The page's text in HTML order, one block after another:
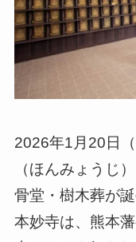
2026年1月20日
（ほんみょうじ
骨堂・樹木葬が誕
本妙寺は、熊本